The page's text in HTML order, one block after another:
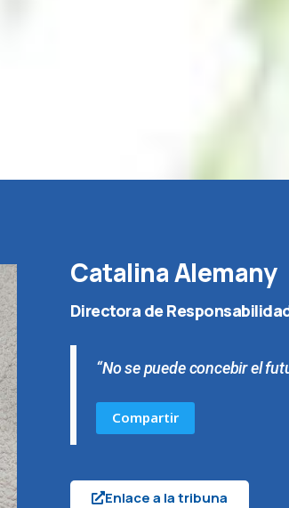
Catalina Alemany
Directora de
“No se puede concebir el
Compartir
Enlace a la tribuna